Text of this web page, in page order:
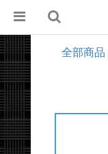
全部商品